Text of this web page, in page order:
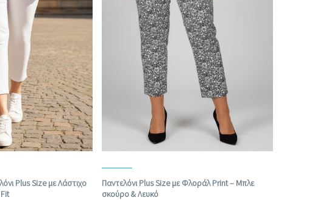
Plus Size με Λάστιχο
Παντελόνι Plus Size με Φλοράλ Print – Μπλε
σκούρο & Λευκό